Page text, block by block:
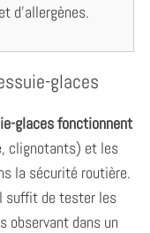
d’allergènes.
glaces
glaces fonctionnent
clignotants) et les
la sécurité routière.
suffit de tester les
observant dans un